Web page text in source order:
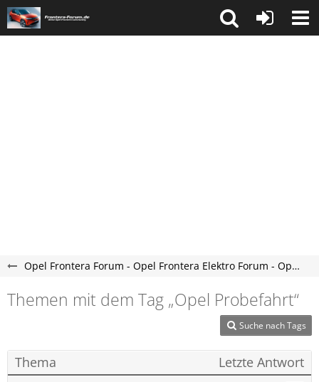
Opel Frontera Forum - Opel Frontera Elektro Forum - Opel Frontera C Forum
Themen mit dem Tag „Opel Probefahrt“
Suche nach Tags
Thema Letzte Antwort